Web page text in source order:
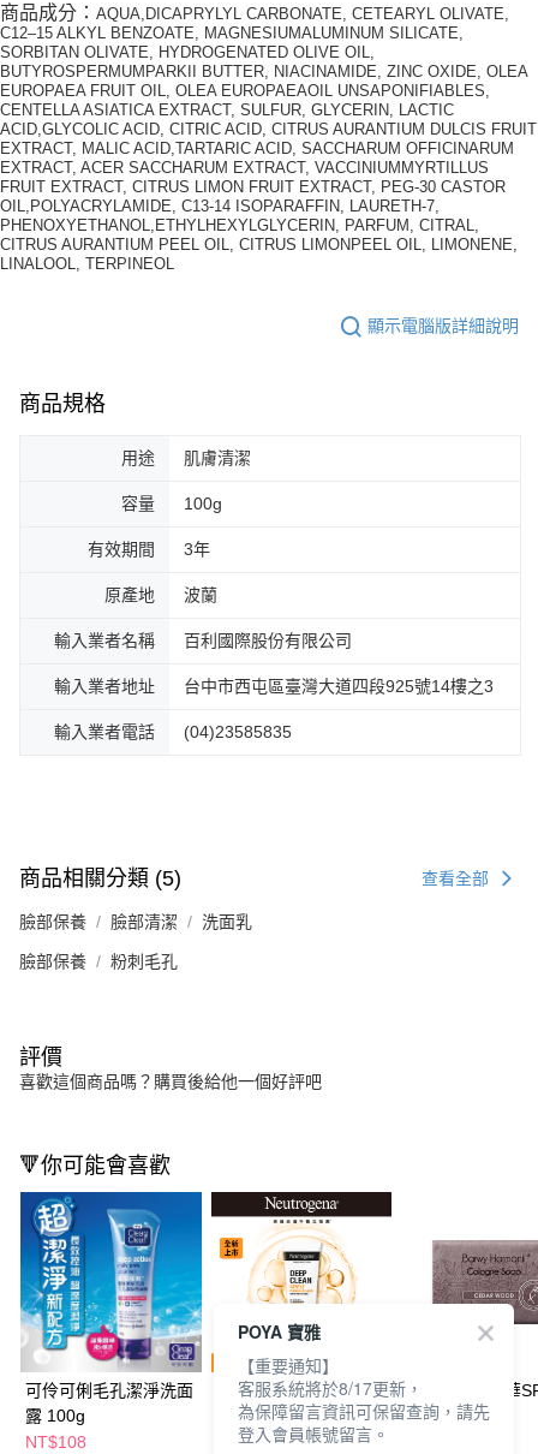
商品成分： AQUA,DICAPRYLYL CARBONATE, CETEARYL OLIVATE,
C12–15 ALKYL BENZOATE, MAGNESIUMALUMINUM SILICATE,
SORBITAN OLIVATE, HYDROGENATED OLIVE OIL,
BUTYROSPERMUMPARKII BUTTER, NIACINAMIDE, ZINC OXIDE, OLEA
EUROPAEA FRUIT OIL, OLEA EUROPAEAOIL UNSAPONIFIABLES,
CENTELLA ASIATICA EXTRACT, SULFUR, GLYCERIN, LACTIC
ACID,GLYCOLIC ACID, CITRIC ACID, CITRUS AURANTIUM DULCIS FRUIT
EXTRACT, MALIC ACID,TARTARIC ACID, SACCHARUM OFFICINARUM
EXTRACT, ACER SACCHARUM EXTRACT, VACCINIUMMYRTILLUS
FRUIT EXTRACT, CITRUS LIMON FRUIT EXTRACT, PEG-30 CASTOR
OIL,POLYACRYLAMIDE, C13-14 ISOPARAFFIN, LAURETH-7,
PHENOXYETHANOL,ETHYLHEXYLGLYCERIN, PARFUM, CITRAL,
CITRUS AURANTIUM PEEL OIL, CITRUS LIMONPEEL OIL, LIMONENE,
LINALOOL, TERPINEOL
顯示電腦版詳細說明
商品規格
用途 肌膚清潔
容量 100g
有效期間 3年
原產地 波蘭
輸入業者名稱 百利國際股份有限公司
輸入業者地址 台中市西屯區臺灣大道四段925號14樓之3
輸入業者電話 (04)23585835
商品相關分類 (5) 查看全部
臉部保養 臉部清潔 洗面乳
臉部保養 粉刺毛孔
評價
喜歡這個商品嗎？購買後給他一個好評吧
🔻你可能會喜歡
可伶可俐毛孔潔淨洗面
露 100g
NT$108
露得清深層淨化洗面乳
100G
NT$124
歐洲Barwa奢華
松香氛皂190g
POYA 寶雅
【重要通知】
客服系統將於8/17更新，
為保障留言資訊可保留查詢，請先
登入會員帳號留言。